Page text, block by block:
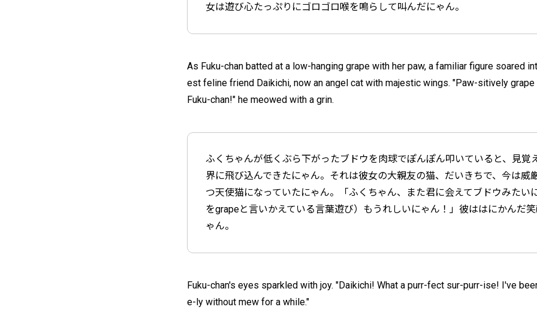
女は遊び心たっぷりにゴロゴロ喉を鳴らして叫んだにゃん。
As Fuku-chan batted at a low-hanging grape with her paw, a familiar figure soared
est feline friend Daikichi, now an angel cat with majestic wings. "Paw-sitively
Fuku-chan!" he meowed with a grin.
ふくちゃんが低くぶら下がったブドウを肉球でぽんぽん叩いていると、見覚
界に飛び込んできたにゃん。それは彼女の大親友の猫、だいきちで、今は威
つ天使猫になっていたにゃん。「ふくちゃん、また君に会えてブドウみた
をgrapeと言いかえている言葉遊び）もうれしいにゃん！」彼ははにかんだ
ゃん。
Fuku-chan's eyes sparkled with joy. "Daikichi! What a purr-fect sur-purr-ise! I've
e-ly without mew for a while."